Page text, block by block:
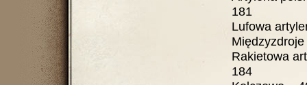
181
Lufowa
Rakietowa
184